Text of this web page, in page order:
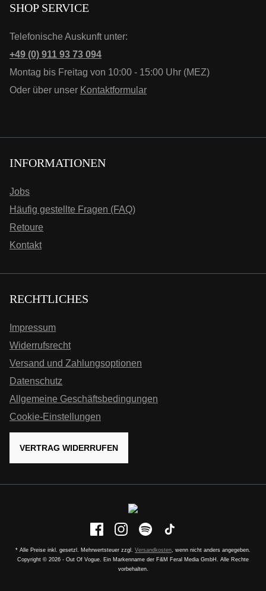
SHOP SERVICE
Telefonische Auskunft unter:
+49 (0) 911 93 73 094
Montag bis Freitag von 10:00 - 15:00 Uhr (MEZ)
Oder über unser Kontaktformular
INFORMATIONEN
Jobs
Häufig gestellte Fragen (FAQ)
Retoure
Kontakt
RECHTLICHES
Impressum
Widerrufsrecht
Versand und Zahlungsoptionen
Datenschutz
Allgemeine Geschäftsbedingungen
Cookie-Einstellungen
VERTRAG WIDERRUFEN
* Alle Preise inkl. gesetzl. Mehrwertsteuer zzgl. Versandkosten, wenn nicht anders angegeben.
Copyright © 2026 - Out Of Vogue. Ein Markenname der F&M Feral Media GmbH. Alle Rechte
vorbehalten.